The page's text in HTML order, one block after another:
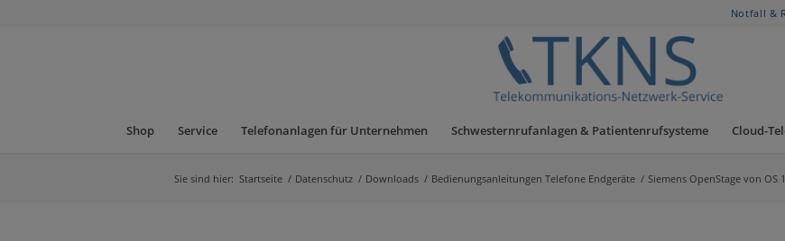
Notfall &
Shop Service Telefonanlagen für Unternehmen Schwesternrufanlagen & Patientenrufsysteme Cloud-
Sie sind hier: Startseite / Datenschutz / Downloads / Bedienungsanleitungen Telefone Endgeräte / Siemens OpenStage von OS